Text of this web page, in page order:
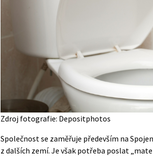
Zdroj fotografie: Depositphotos
Společnost se zaměřuje především na
z dalších zemí. Je však potřeba poslat